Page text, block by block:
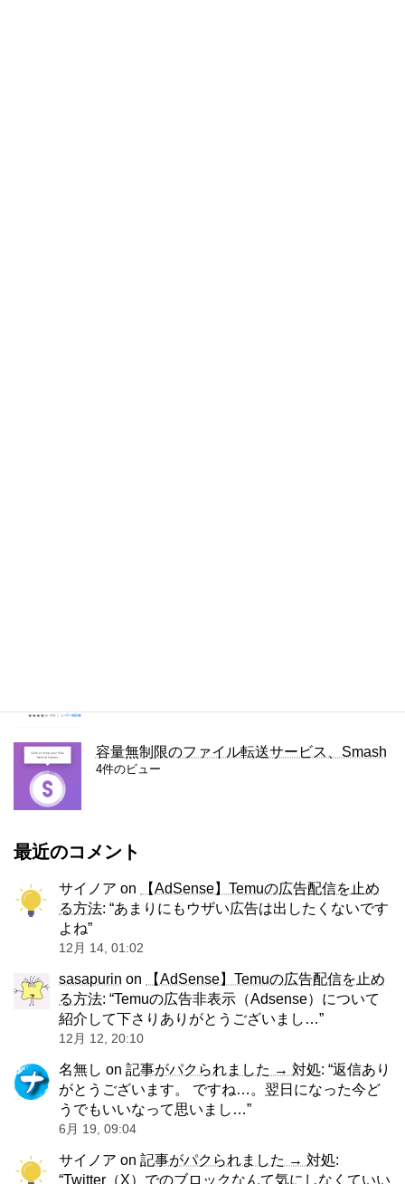
容量無制限のファイル転送サービス、Smash
4件のビュー
最近のコメント
サイノア on
【AdSense】Temuの広告配信を止め
る方法: “あまりにもウザい広告は出したくないです
よね”
12月 14, 01:02
sasapurin on
【AdSense】Temuの広告配信を止め
る方法: “Temuの広告非表示（Adsense）について
紹介して下さりありがとうございまし…”
12月 12, 20:10
名無し on 記事がパクられました → 対処: “返信あり
がとうございます。 ですね…。翌日になった今ど
うでもいいなって思いまし…”
6月 19, 09:04
サイノア on 記事がパクられました → 対処:
“Twitter（X）でのブロックなんて気にしなくていい